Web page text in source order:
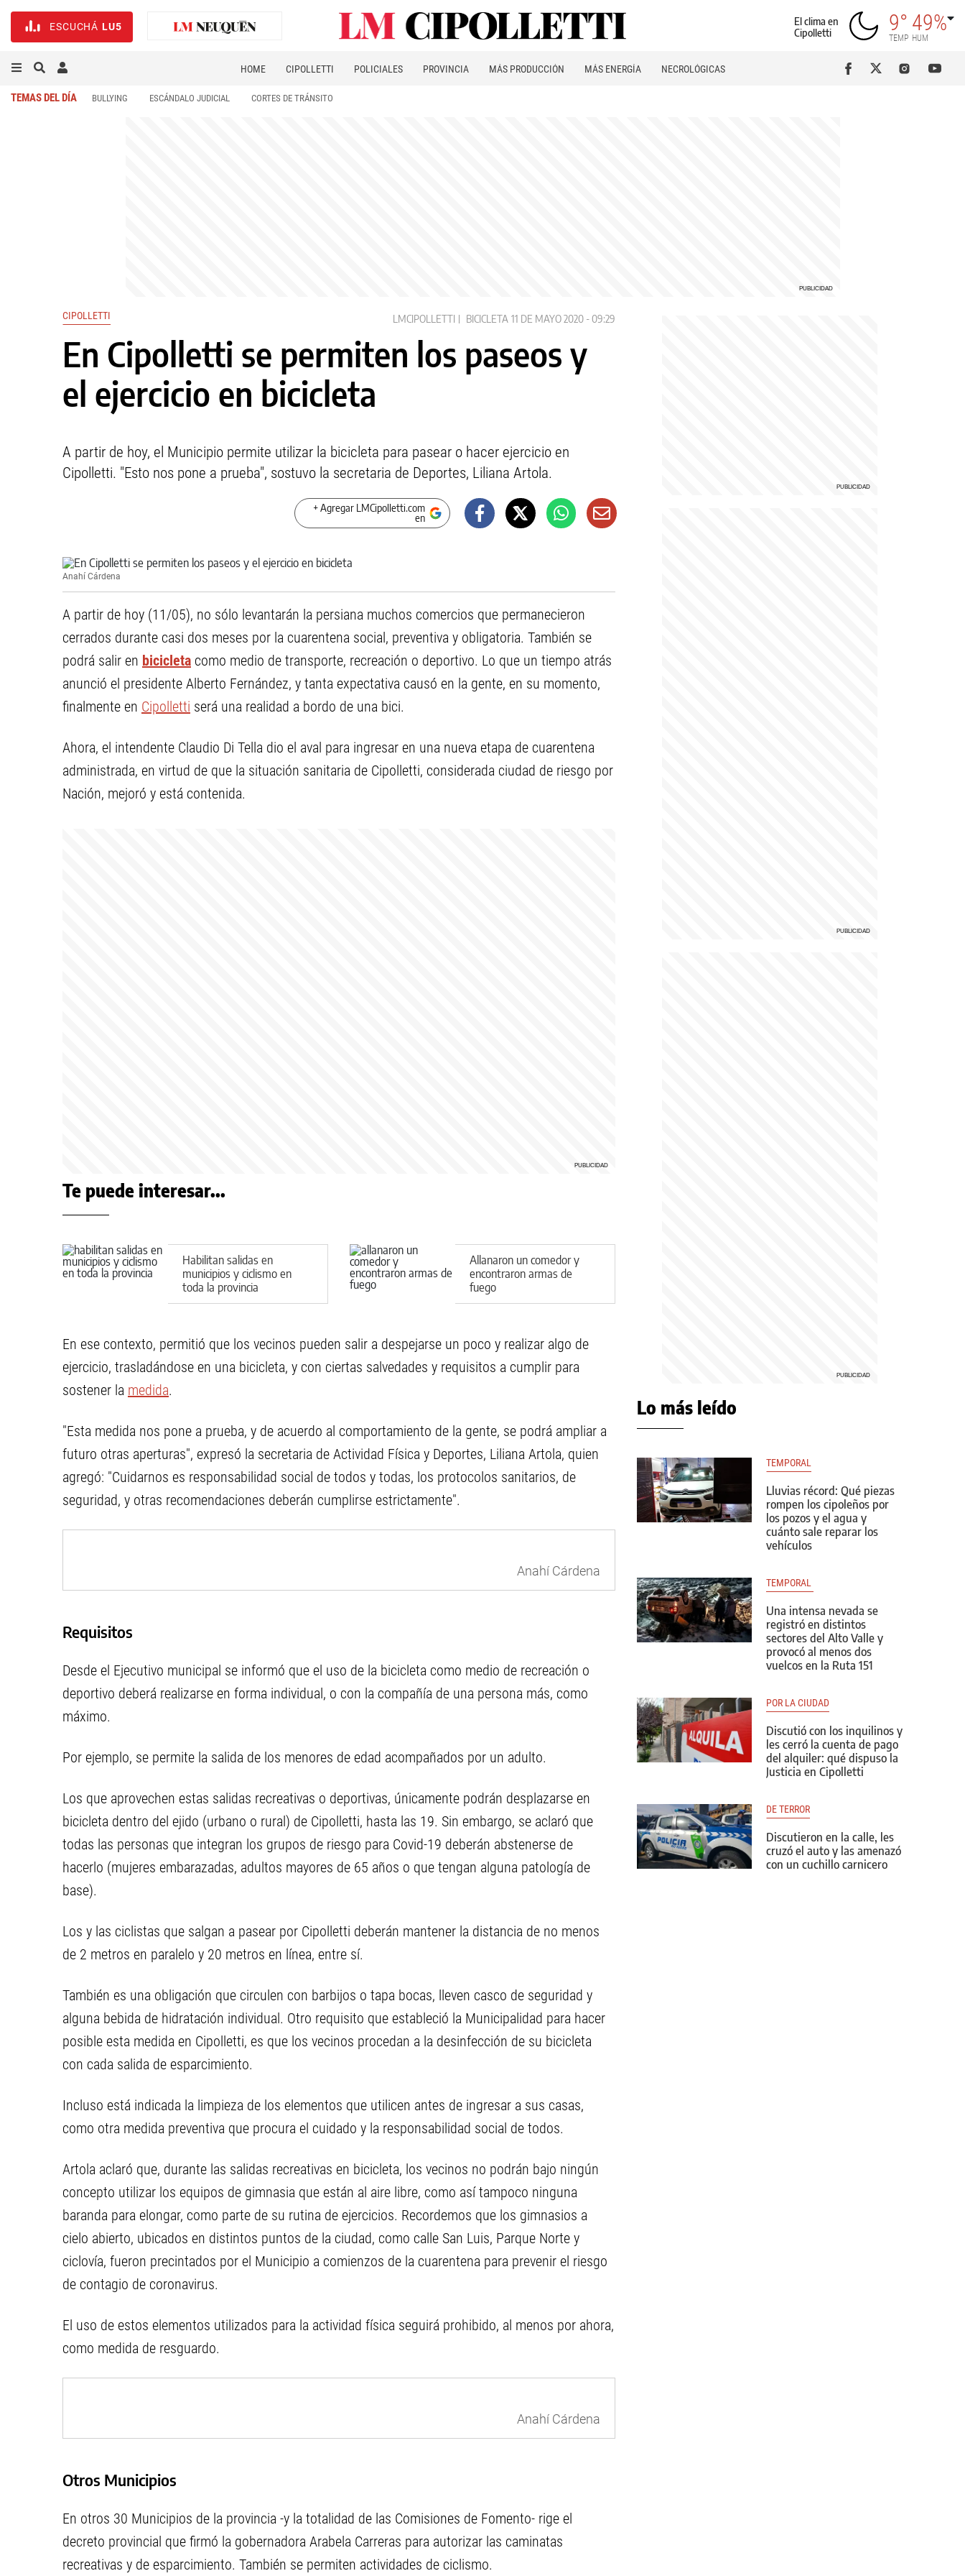
ESCUCHÁ LU5
El clima en
Cipolletti
9°
TEMP
49%
HUM
HOME CIPOLLETTI POLICIALES PROVINCIA MÁS PRODUCCIÓN MÁS ENERGÍA NECROLÓGICAS
TEMAS DEL DÍA BULLYING ESCÁNDALO JUDICIAL CORTES DE TRÁNSITO
CIPOLLETTI LMCIPOLLETTI BICICLETA 11 DE MAYO 2020 - 09:29
En Cipolletti se permiten los paseos y
el ejercicio en bicicleta
A partir de hoy, el Municipio permite utilizar la bicicleta para pasear o hacer ejercicio en
Cipolletti. "Esto nos pone a prueba", sostuvo la secretaria de Deportes, Liliana Artola.
+ Agregar LMCipolletti.com
en
Anahí Cárdena
A partir de hoy (11/05), no sólo levantarán la persiana muchos comercios que permanecieron
cerrados durante casi dos meses por la cuarentena social, preventiva y obligatoria. También se
podrá salir en bicicleta como medio de transporte, recreación o deportivo. Lo que un tiempo atrás
anunció el presidente Alberto Fernández, y tanta expectativa causó en la gente, en su momento,
finalmente en Cipolletti será una realidad a bordo de una bici.
Ahora, el intendente Claudio Di Tella dio el aval para ingresar en una nueva etapa de cuarentena
administrada, en virtud de que la situación sanitaria de Cipolletti, considerada ciudad de riesgo por
Nación, mejoró y está contenida.
Te puede interesar...
Habilitan salidas en
municipios y ciclismo en
toda la provincia
Allanaron un comedor y
encontraron armas de
fuego
En ese contexto, permitió que los vecinos pueden salir a despejarse un poco y realizar algo de
ejercicio, trasladándose en una bicicleta, y con ciertas salvedades y requisitos a cumplir para
sostener la medida.
"Esta medida nos pone a prueba, y de acuerdo al comportamiento de la gente, se podrá ampliar a
futuro otras aperturas", expresó la secretaria de Actividad Física y Deportes, Liliana Artola, quien
agregó: "Cuidarnos es responsabilidad social de todos y todas, los protocolos sanitarios, de
seguridad, y otras recomendaciones deberán cumplirse estrictamente".
Anahí Cárdena
Requisitos
Desde el Ejecutivo municipal se informó que el uso de la bicicleta como medio de recreación o
deportivo deberá realizarse en forma individual, o con la compañía de una persona más, como
máximo.
Por ejemplo, se permite la salida de los menores de edad acompañados por un adulto.
Los que aprovechen estas salidas recreativas o deportivas, únicamente podrán desplazarse en
bicicleta dentro del ejido (urbano o rural) de Cipolletti, hasta las 19. Sin embargo, se aclaró que
todas las personas que integran los grupos de riesgo para Covid-19 deberán abstenerse de
hacerlo (mujeres embarazadas, adultos mayores de 65 años o que tengan alguna patología de
base).
Los y las ciclistas que salgan a pasear por Cipolletti deberán mantener la distancia de no menos
de 2 metros en paralelo y 20 metros en línea, entre sí.
También es una obligación que circulen con barbijos o tapa bocas, lleven casco de seguridad y
alguna bebida de hidratación individual. Otro requisito que estableció la Municipalidad para hacer
posible esta medida en Cipolletti, es que los vecinos procedan a la desinfección de su bicicleta
con cada salida de esparcimiento.
Incluso está indicada la limpieza de los elementos que utilicen antes de ingresar a sus casas,
como otra medida preventiva que procura el cuidado y la responsabilidad social de todos.
Artola aclaró que, durante las salidas recreativas en bicicleta, los vecinos no podrán bajo ningún
concepto utilizar los equipos de gimnasia que están al aire libre, como así tampoco ninguna
baranda para elongar, como parte de su rutina de ejercicios. Recordemos que los gimnasios a
cielo abierto, ubicados en distintos puntos de la ciudad, como calle San Luis, Parque Norte y
ciclovía, fueron precintados por el Municipio a comienzos de la cuarentena para prevenir el riesgo
de contagio de coronavirus.
El uso de estos elementos utilizados para la actividad física seguirá prohibido, al menos por ahora,
como medida de resguardo.
Anahí Cárdena
Otros Municipios
En otros 30 Municipios de la provincia -y la totalidad de las Comisiones de Fomento- rige el
decreto provincial que firmó la gobernadora Arabela Carreras para autorizar las caminatas
recreativas y de esparcimiento. También se permiten actividades de ciclismo.
Lo más leído
TEMPORAL
Lluvias récord: Qué piezas
rompen los cipoleños por
los pozos y el agua y
cuánto sale reparar los
vehículos
TEMPORAL
Una intensa nevada se
registró en distintos
sectores del Alto Valle y
provocó al menos dos
vuelcos en la Ruta 151
POR LA CIUDAD
Discutió con los inquilinos y
les cerró la cuenta de pago
del alquiler: qué dispuso la
Justicia en Cipolletti
DE TERROR
Discutieron en la calle, les
cruzó el auto y las amenazó
con un cuchillo carnicero